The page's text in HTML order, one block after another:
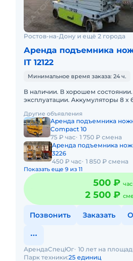
Ростов-на-Дону и ещё 2 города
Аренда подъемника
IT 12122
Минимальное время заказа: 24 ч.
В наличии. В хорошем состоянии. Готова к
эксплуатации. Аккумуляторы 8 x 6В, 370 А-ч
При опущенной плат
Другие объявления
Аренда подъемника
Compact 10
75 ₽ час 1 750 ₽ смена
Аренда подъемника
3226
450 ₽ час 1 850 ₽ смена
Показать еще 9 из 11
500 ₽ час
2 500 ₽
Позвонить Заказать
АрендаСпецЮг 10 лет на
Парк техники:25 единиц